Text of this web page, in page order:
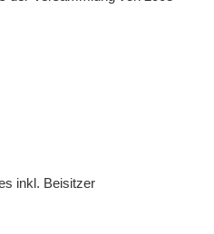
inkl. Beisitzer